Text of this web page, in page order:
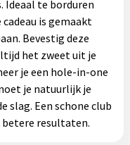
Ideaal te borduren
is gemaakt
Bevestig deze
het zweet uit je
je een hole-in-one
je natuurlijk je
slag. Een schone club
resultaten.